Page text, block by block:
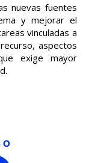
nuevas fuentes
y mejorar el
vinculadas a
aspectos
exige mayor